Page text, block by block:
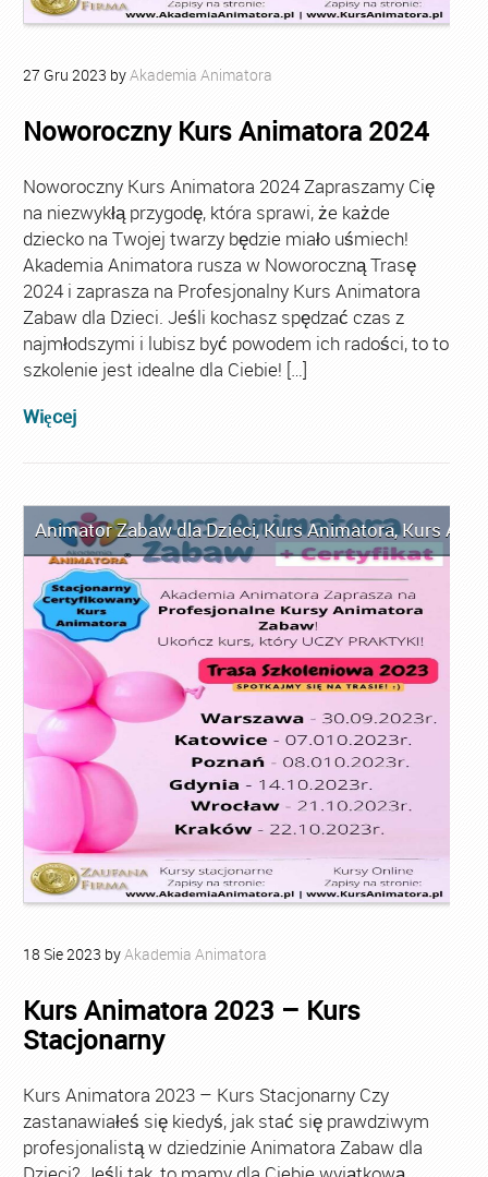
27 Gru 2023 byAkademia Animatora
Noworoczny Kurs Animatora 2024
Noworoczny Kurs Animatora 2024 Zapraszamy Cię
na niezwykłą przygodę, która sprawi, że każde
dziecko na Twojej twarzy będzie miało uśmiech!
Akademia Animatora rusza w Noworoczną Trasę
2024 i zaprasza na Profesjonalny Kurs Animatora
Zabaw dla Dzieci. Jeśli kochasz spędzać czas z
najmłodszymi i lubisz być powodem ich radości, to to
szkolenie jest idealne dla Ciebie! […]
Więcej
Animator Zabaw dla Dzieci,Kurs Animatora,Kurs
18 Sie2023 byAkademia Animatora
Kurs Animatora 2023 – Kurs
Stacjonarny
Kurs Animatora 2023 – Kurs Stacjonarny Czy
zastanawiałeś się kiedyś, jak stać się prawdziwym
profesjonalistą w dziedzinie Animatora Zabaw dla